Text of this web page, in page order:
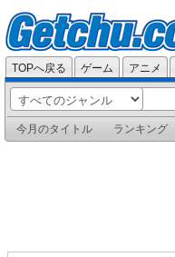
TOPへ戻る ゲーム アニメ
今月のタイトル ランキング